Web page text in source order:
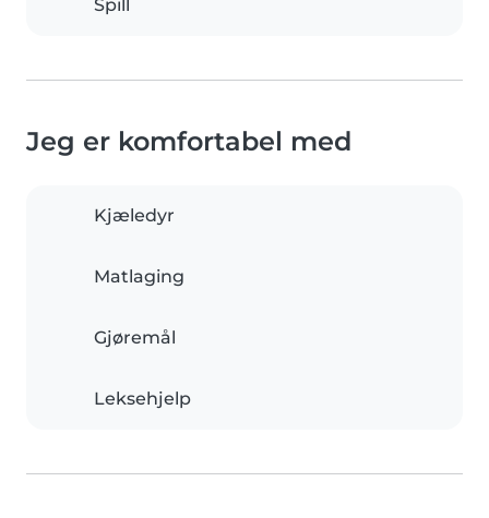
Spill
Jeg er komfortabel med
Kjæledyr
Matlaging
Gjøremål
Leksehjelp